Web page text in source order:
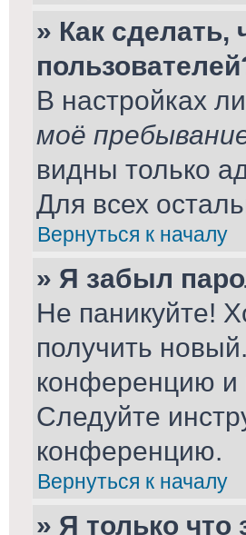
» Как
В настройках
моё
видны только
Для всех
Вернуться к началу
» Я забыл
Не паникуйте!
получить
конференцию и
Следуйте
конференцию.
Вернуться к началу
» Я только что